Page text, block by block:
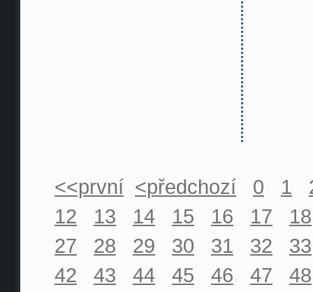
<<první <předchozí 0 1
12
13 14 15 16 17
18
27
28 29 30 31 32
33
42
43 44 45 46 47
48